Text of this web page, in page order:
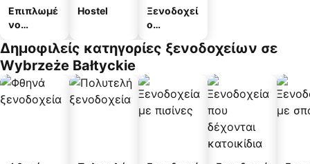
Επιπλωμέ
νο
α
Hostel
Ξενοδοχεί
ο
άτων
Δημοφιλείς κατηγορίες ξενοδοχείων σε
Wybrzeże Bałtyckie